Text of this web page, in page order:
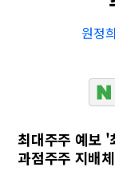
원정
최대주주 예보
과점주주 지배